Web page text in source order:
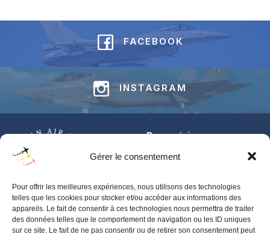
Gérer le consentement
Pour offrir les meilleures expériences, nous utilisons des technologies
telles que les cookies pour stocker et/ou accéder aux informations des
appareils. Le fait de consentir à ces technologies nous permettra de traiter
des données telles que le comportement de navigation ou les ID uniques
sur ce site. Le fait de ne pas consentir ou de retirer son consentement peut
FACEBOOK
INSTAGRAM
Base aérienne
BELGIUM
Pour toute information générale concernant les BAFDAYS,
contactez‑nous via notreformulaire de contact.